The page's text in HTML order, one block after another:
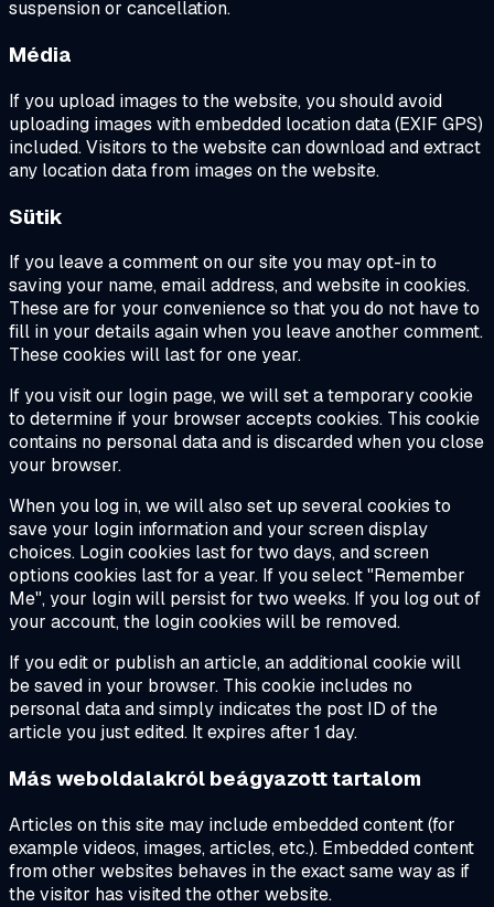
suspension or cancellation.
Média
If you upload images to the website, you should avoid
uploading images with embedded location data (EXIF GPS)
included. Visitors to the website can download and extract
any location data from images on the website.
Sütik
If you leave a comment on our site you may opt-in to
saving your name, email address, and website in cookies.
These are for your convenience so that you do not have to
fill in your details again when you leave another comment.
These cookies will last for one year.
If you visit our login page, we will set a temporary cookie
to determine if your browser accepts cookies. This cookie
contains no personal data and is discarded when you close
your browser.
When you log in, we will also set up several cookies to
save your login information and your screen display
choices. Login cookies last for two days, and screen
options cookies last for a year. If you select "Remember
Me", your login will persist for two weeks. If you log out of
your account, the login cookies will be removed.
If you edit or publish an article, an additional cookie will
be saved in your browser. This cookie includes no
personal data and simply indicates the post ID of the
article you just edited. It expires after 1 day.
Más weboldalakról beágyazott tartalom
Articles on this site may include embedded content (for
example videos, images, articles, etc.). Embedded content
from other websites behaves in the exact same way as if
the visitor has visited the other website.